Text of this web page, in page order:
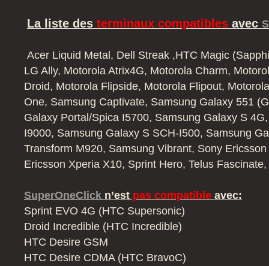
La liste des terminaux compatibles avec
Acer Liquid Metal, Dell Streak ,HTC Magic
LG Ally, Motorola Atrix4G, Motorola Charm,
Droid, Motorola Flipside, Motorola Flipout,
One, Samsung Captivate, Samsung Galaxy 551
Galaxy Portal/Spica I5700, Samsung Galaxy S
I9000, Samsung Galaxy S SCH-I500, Samsung
Transform M920, Samsung Vibrant, Sony
Ericsson Xperia X10, Sprint Hero, Telus
SuperOneClick n’est pas compatible avec:
Sprint EVO 4G (HTC Supersonic)
Droid Incredible (HTC Incredible)
HTC Desire GSM
HTC Desire CDMA (HTC BravoC)